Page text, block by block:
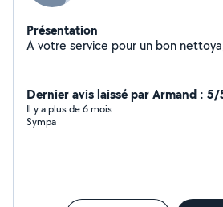
Présentation
A votre service pour un bon
Dernier avis laissé par Armand : 5/
Il y a plus de 6 mois
Sympa